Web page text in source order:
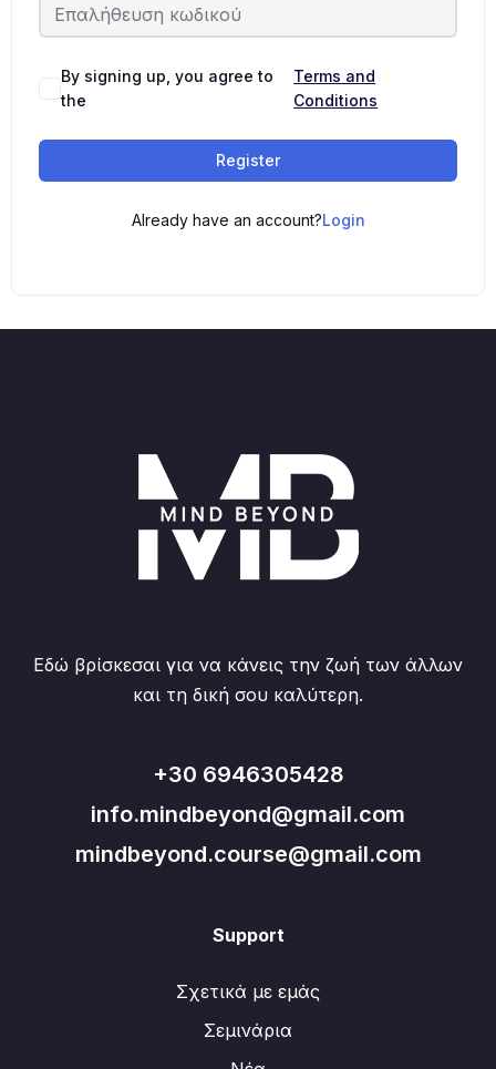
By signing up, you agree to
the
Terms and
Conditions
Register
Already have an account?Login
Εδώ βρίσκεσαι για να κάνεις την ζωή των άλλων
και τη δική σου καλύτερη.
+30 6946305428
info.mindbeyond@gmail.com
mindbeyond.course@gmail.com
Support
Σχετικά με εμάς
Σεμινάρια